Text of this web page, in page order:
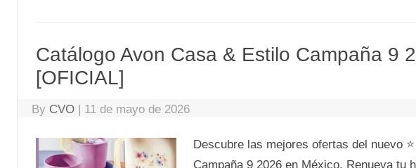
Catálogo Avon Casa & Estilo Campaña 9
[OFICIAL]
By CVO | 11 de mayo de 2026
Descubre las mejores ofertas del nuevo
Campaña 9 2026 en México. Renueva tu